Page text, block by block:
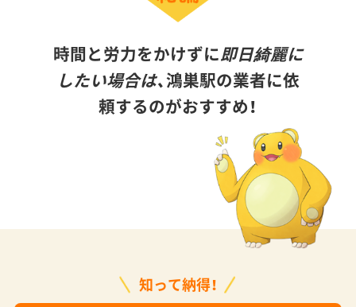
時間と労力をかけずに即日綺麗に
したい場合は、鴻巣駅の業者に依
頼するのがおすすめ！
知って納得！